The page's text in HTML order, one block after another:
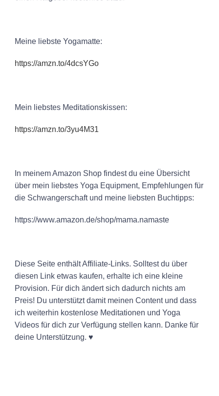
Meine liebste Yogamatte:
⁠⁠⁠⁠https://amzn.to/4dcsYGo⁠⁠⁠⁠
Mein liebstes Meditationskissen:
⁠⁠⁠⁠https://amzn.to/3yu4M31⁠⁠⁠⁠
In meinem Amazon Shop findest du eine Übersicht
über mein liebstes Yoga Equipment, Empfehlungen für
die Schwangerschaft und meine liebsten Buchtipps:
https://www.amazon.de/shop/mama.namaste
Diese Seite enthält Affiliate-Links. Solltest du über
diesen Link etwas kaufen, erhalte ich eine kleine
Provision. Für dich ändert sich dadurch nichts am
Preis! Du unterstützt damit meinen Content und dass
ich weiterhin kostenlose Meditationen und Yoga
Videos für dich zur Verfügung stellen kann. Danke für
deine Unterstützung. ♥